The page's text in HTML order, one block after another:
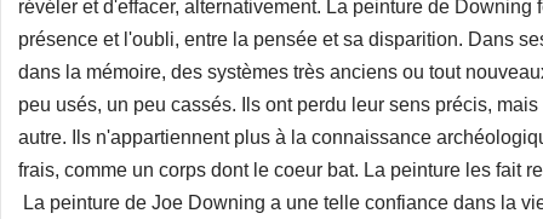
révéler et d'effacer, alternativement. La peinture de Downing
présence et l'oubli, entre la pensée et sa disparition. Dans
dans la mémoire, des systèmes très anciens ou tout
peu usés, un peu cassés. Ils ont perdu leur sens précis,
autre. Ils n'appartiennent plus à la connaissance
frais, comme un corps dont le coeur bat. La peinture les fait
La peinture de Joe Downing a une telle confiance dans la